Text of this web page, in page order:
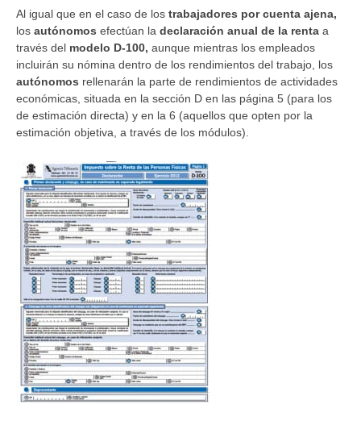
Al igual que en el caso de los trabajadores por cuenta ajena,
los autónomos efectúan la declaración anual de la renta a
través del modelo D-100, aunque mientras los empleados
incluirán su nómina dentro de los rendimientos del trabajo, los
autónomos rellenarán la parte de rendimientos de actividades
económicas, situada en la sección D en las página 5 (para los
de estimación directa) y en la 6 (aquellos que opten por la
estimación objetiva, a través de los módulos).